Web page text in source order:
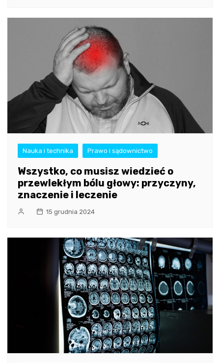
Nauka i technika Prawo i sądownictwo
Wszystko, co musisz wiedzieć o
przewlekłym bólu głowy: przyczyny,
znaczenie i leczenie
15 grudnia 2024